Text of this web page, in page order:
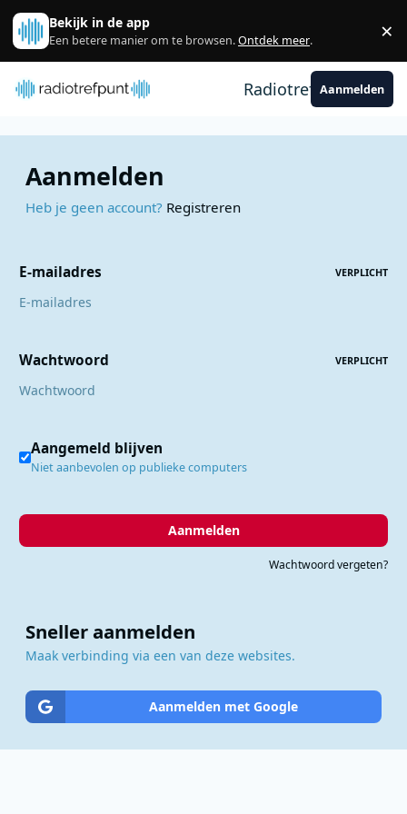
Spring naar bijdragen
Bekijk in de app
Een betere manier om te browsen.Ontdek meer. ×
RadiotrefpuntAanmelden
Aanmelden
Heb je geen account? Registreren
E-mailadres VERPLICHT
Wachtwoord VERPLICHT
Aangemeld blijven
Niet aanbevolen op publieke computers
Aanmelden
Wachtwoord vergeten?
Sneller aanmelden
Maak verbinding via een van deze websites.
Aanmelden met Google